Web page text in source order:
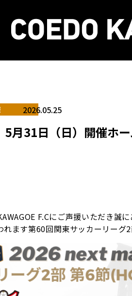
2026.05.25
5月31日（日）開催ホ
F.Cにご声援いただき誠
ます第60回関東サッカーリーグ